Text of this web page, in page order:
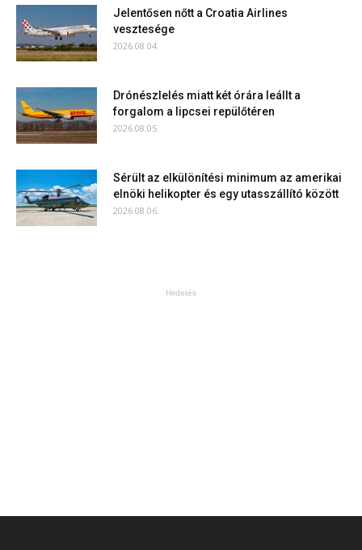
Jelentősen nőtt a Croatia Airlines
vesztesége
2026.08.04.
Drónészlelés miatt két órára leállt a
forgalom a lipcsei repülőtéren
2026.08.05.
Sérült az elkülönítési minimum az amerikai
elnöki helikopter és egy utasszállító között
2026.08.06.
Hirdetés